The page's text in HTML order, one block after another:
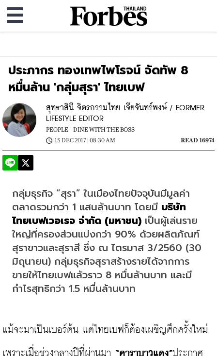
ประภากร ทองเทพไพโรจน์ จัดทัพ 8
หมื่นล้าน 'กลุ่มสุรา' ไทยเบฟ
สุทธาสินี จิตรกรรมไทย เจียจันทร์พงษ์ / FORMER
LIFESTYLE EDITOR
PEOPLE |
DINE WITH THE BOSS
15 DEC 2017 | 08:30 AM
READ 16974
กลุ่มธุรกิจ “สุรา” ในเมืองไทยปัจจุบันมีมูลค่า
ตลาดรวมกว่า 1 แสนล้านบาท โดยมี บริษัท
ไทยเบฟเวอเรจ จำกัด (มหาชน) เป็นผู้เล่นราย
ใหญ่ที่ครองส่วนแบ่งกว่า 90% ด้วยผลิตภัณฑ์
สุราขาวและสุราสี ซึ่ง ณ ไตรมาส 3/2560 (30
มิถุนายน) กลุ่มธุรกิจสุราสร้างรายได้จากการ
ขายให้ไทยเบฟแล้วราว 8 หมื่นล้านบาท และมี
กำไรสุทธิกว่า 1.5 หมื่นล้านบาท
แม้จะมาเป็นเบอร์ต้น แต่ไทยเบฟก็ต้องเผชิญศึกครั้งใหม่
เพราะเมื่อช่วงกลางปีที่ผ่านมา “คาราบาวแดง”ประกาศ